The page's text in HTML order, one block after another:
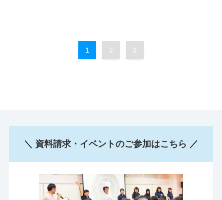
1 2 3
＼ 資料請求・イベントのご参加はこちら ／